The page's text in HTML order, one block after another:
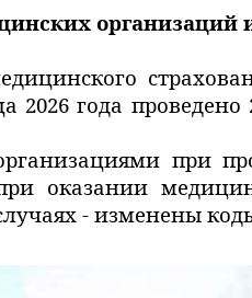
организаций
2026 года проведено
при
оказании
- изменены